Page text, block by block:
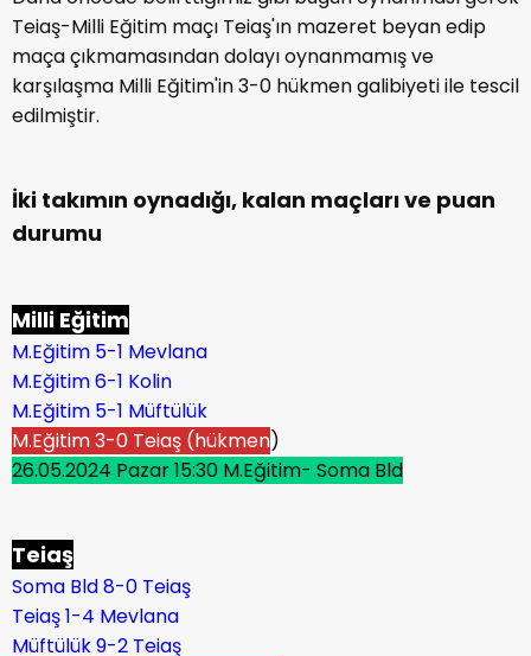
Teiaş-Milli Eğitim maçı Teiaş'ın mazeret beyan edip
maça çıkmamasından dolayı oynanmamış ve
karşılaşma Milli Eğitim'in 3-0 hükmen galibiyeti ile tescil
edilmiştir.
İki takımın oynadığı, kalan maçları ve puan
durumu
Milli Eğitim
M.Eğitim 5-1 Mevlana
M.Eğitim 6-1 Kolin
M.Eğitim 5-1 Müftülük
M.Eğitim 3-0 Teiaş (hükmen)
26.05.2024 Pazar 15:30 M.Eğitim- Soma Bld
Teiaş
Soma Bld 8-0 Teiaş
Teiaş 1-4 Mevlana
Müftülük 9-2 Teiaş